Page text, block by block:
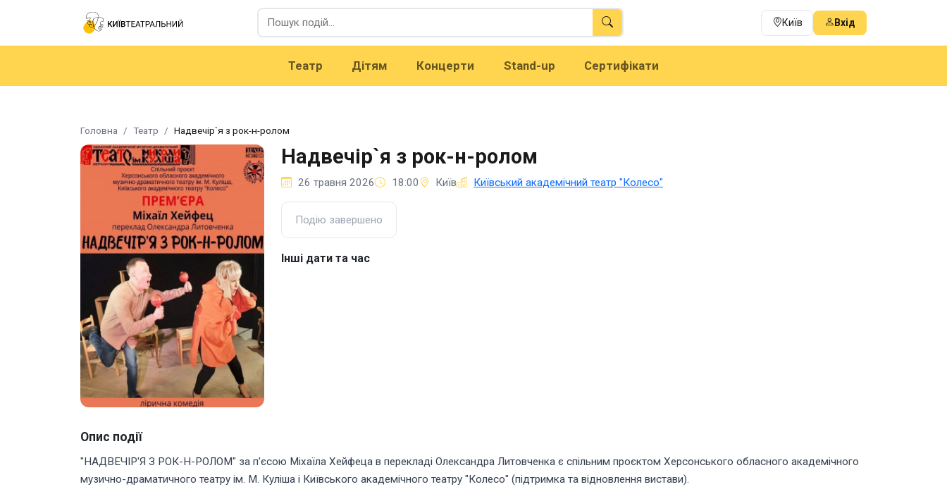
Київ Вхід
Театр Дітям Концерти Stand-up Сертифікати
Головна Театр Надвечір`я з рок-н-ролом
Надвечір`я з рок-н-ролом
26 травня 2026 18:00 Київ Київський академічний театр "Колесо"
Подію завершено
Інші дати та час
Опис події
"НАДВЕЧІР'Я З РОК-Н-РОЛОМ" за п'єсою Міхаїла Хейфеца в перекладі Олександра Литовченка є спільним проєктом Херсонського обласного академічного
музично-драматичного театру ім. М. Куліша і Київського академічного театру "Колесо" (підтримка та відновлення вистави).